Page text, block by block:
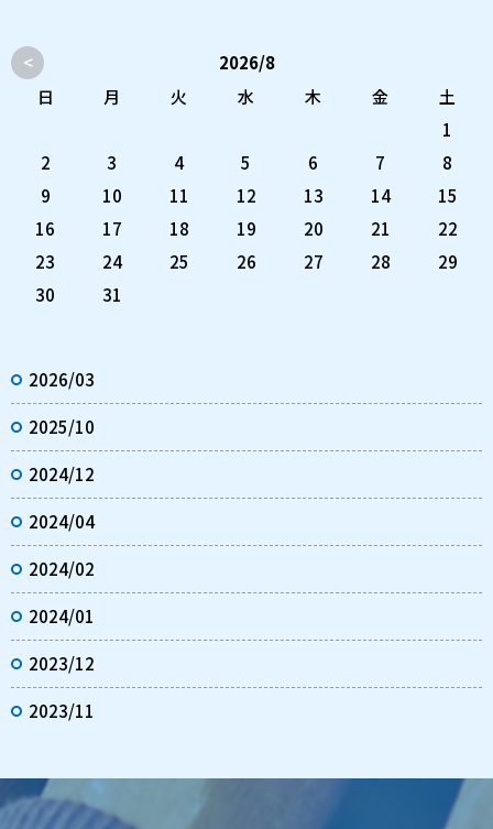
<
2026/8
日
月 火 水 木 金
土
1
2
3 4 5 6 7
8
9
10 11 12 13 14
15
16
17 18 19 20 21
22
23
24 25 26 27 28
29
30
31
2026/03
2025/10
2024/12
2024/04
2024/02
2024/01
2023/12
2023/11